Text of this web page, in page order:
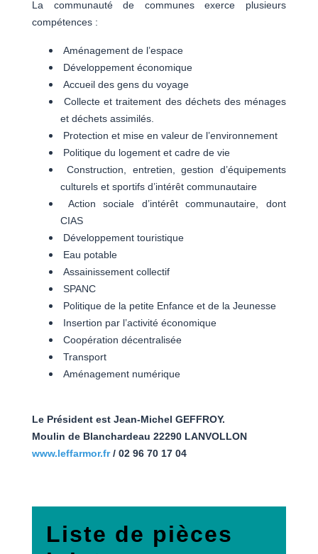
La communauté de communes exerce plusieurs
compétences :
Aménagement de l’espace
Développement économique
Accueil des gens du voyage
Collecte et traitement des déchets des ménages
et déchets assimilés.
Protection et mise en valeur de l’environnement
Politique du logement et cadre de vie
Construction, entretien, gestion d’équipements
culturels et sportifs d’intérêt communautaire
Action sociale d’intérêt communautaire, dont
CIAS
Développement touristique
Eau potable
Assainissement collectif
SPANC
Politique de la petite Enfance et de la Jeunesse
Insertion par l’activité économique
Coopération décentralisée
Transport
Aménagement numérique
Le Président est Jean-Michel GEFFROY.
Moulin de Blanchardeau 22290 LANVOLLON
www.leffarmor.fr/ 02 96 70 17 04
Liste de pièces